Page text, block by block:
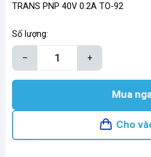
TRANS PNP 40V 0.2A TO-92
Số lượng:
– +
Mua
Cho